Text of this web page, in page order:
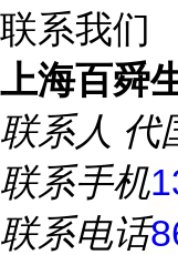
联系我们
上海百舜
联系人 代
联系手机
联系电话